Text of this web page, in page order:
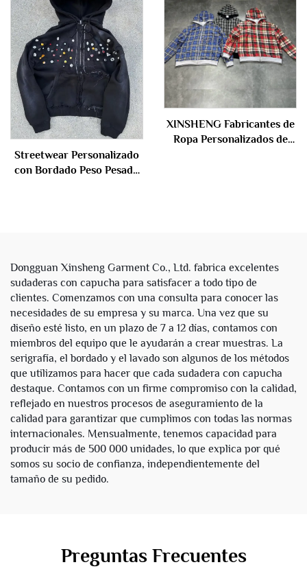
sudadera y pantalón
deportivo, chándales para
hombre
Streetwear Personalizado
con Bordado Peso Pesado
Desgastadas para Hombres
XINSHENG Fabricantes de
Ropa Personalizados de
Dongguan Xinsheng Garment Co., Ltd. fabrica excelentes
sudaderas con capucha para satisfacer a todo tipo de
clientes. Comenzamos con una consulta para conocer las
necesidades de su empresa y su marca. Una vez que su
diseño esté listo, en un plazo de 7 a 12 días, contamos con
miembros del equipo que le ayudarán a crear muestras. La
serigrafía, el bordado y el lavado son algunos de los métodos
que utilizamos para hacer que cada sudadera con capucha
destaque. Contamos con un firme compromiso con la calidad,
reflejado en nuestros procesos de aseguramiento de la
calidad para garantizar que cumplimos con todas las normas
internacionales. Mensualmente, tenemos capacidad para
producir más de 500 000 unidades, lo que explica por qué
somos su socio de confianza, independientemente del
tamaño de su pedido.
Preguntas Frecuentes